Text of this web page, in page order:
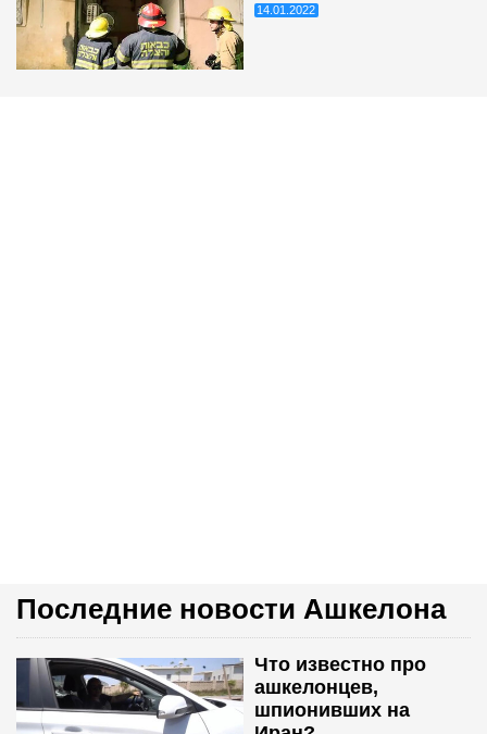
14.01.2022
Последние новости Ашкелона
Что известно про
ашкелонцев,
шпионивших на